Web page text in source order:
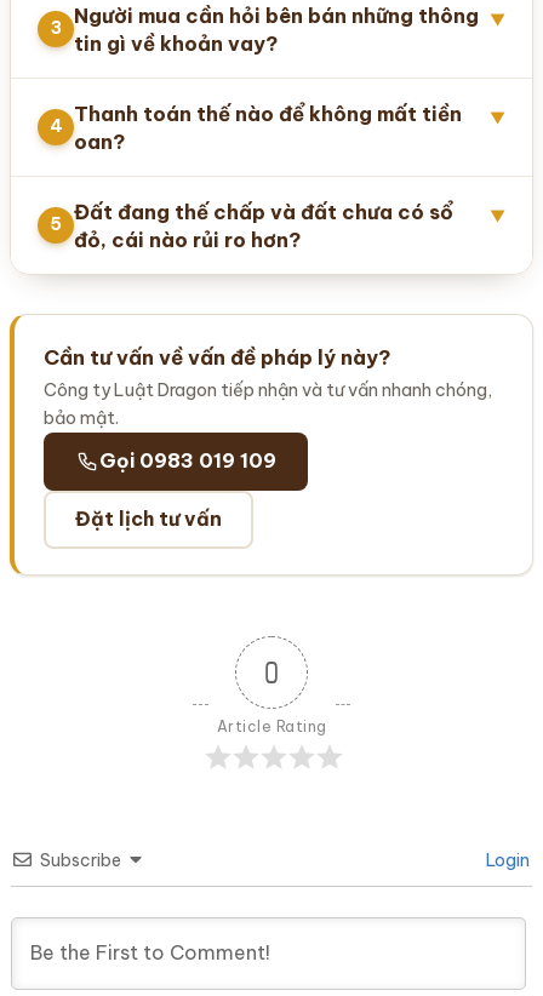
3
Người mua cần hỏi bên bán những thông
tin gì về khoản vay?
▼
4
Thanh toán thế nào để không mất tiền
oan?
▼
5
Đất đang thế chấp và đất chưa có sổ
đỏ, cái nào rủi ro hơn?
▼
Cần tư vấn về vấn đề pháp lý này?
Công ty Luật Dragon tiếp nhận và tư vấn nhanh chóng,
bảo mật.
Gọi 0983 019 109
Đặt lịch tư vấn
0
Article Rating
Subscribe Login